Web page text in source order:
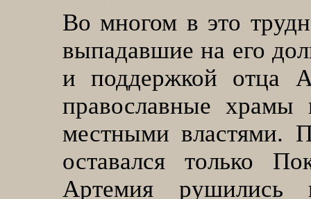
Во многом в это
выпадавшие на его
и поддержкой отца
православные храмы
местными властями.
оставался только
Артемия рушились